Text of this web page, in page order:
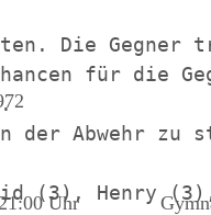
Die
für die
der
Uhr